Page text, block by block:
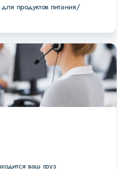
продуктов питания/
ваш груз